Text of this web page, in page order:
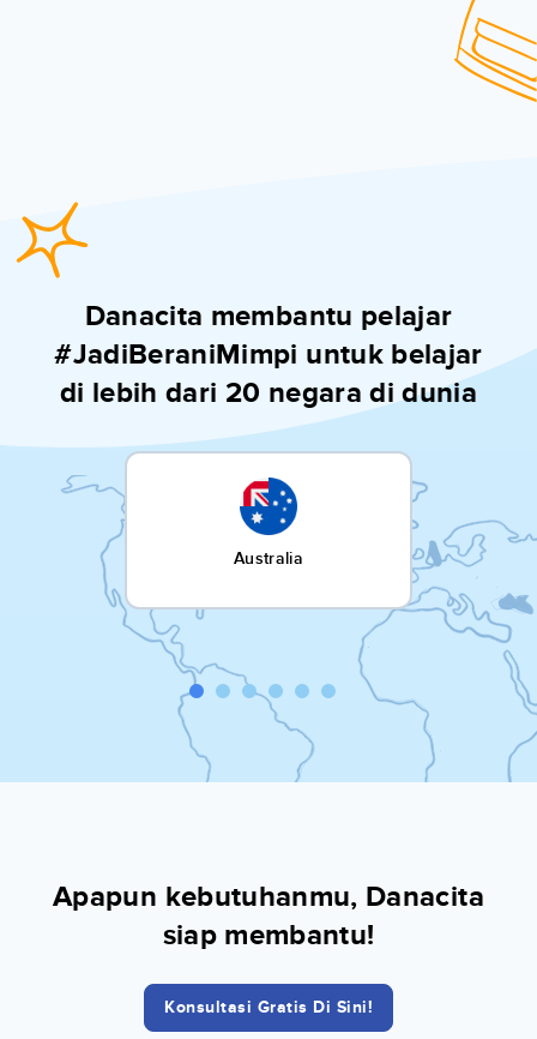
Danacita membantu pelajar
#JadiBeraniMimpi untuk belajar
di lebih dari 20 negara di dunia
Australia
Apapun kebutuhanmu, Danacita
siap membantu!
Konsultasi Gratis Di Sini!